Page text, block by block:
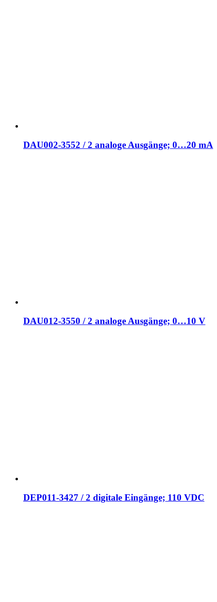
DAU002-3552 / 2 analoge Ausgänge; 0…20 mA
DAU012-3550 / 2 analoge Ausgänge; 0…10 V
DEP011-3427 / 2 digitale Eingänge; 110 VDC